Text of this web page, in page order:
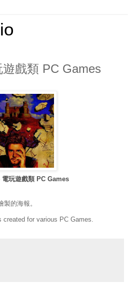
戲類 PC Games
玩遊戲類 PC Games
的海報。
for various PC Games.